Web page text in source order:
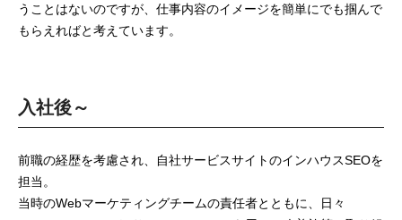
うことはないのですが、仕事内容のイメージを簡単にでも掴んで
もらえればと考えています。
入社後～
前職の経歴を考慮され、自社サービスサイトのインハウスSEOを
担当。
当時のWebマーケティングチームの責任者とともに、日々